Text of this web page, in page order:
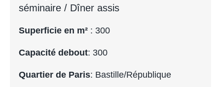
séminaire / Dîner assis
Superficie en m² : 300
Capacité debout: 300
Quartier de Paris: Bastille/République